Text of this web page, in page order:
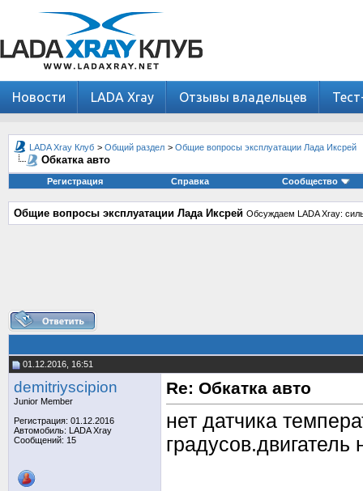
Новости LADA Xray Отзывы владельцев
LADA Xray Клуб > Общий раздел > Общие вопросы эксплуатации Лада Иксрей
Обкатка авто
Регистрация Справка Сообщество
Общие вопросы эксплуатации Лада Иксрей Обсуждаем LADA Xray:
01.12.2016, 16:51
demitriyscipion
Junior Member
Регистрация: 01.12.2016
Автомобиль: LADA Xray
Сообщений: 15
Re: Обкатка авто
нет датчика
градусов.двигатель